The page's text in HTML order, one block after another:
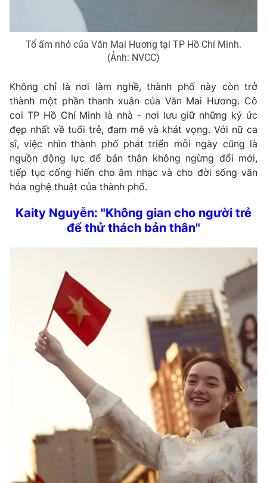
Tổ ấm nhỏ của Văn Mai Hương tại TP Hồ Chí Minh.
(Ảnh: NVCC)
Không chỉ là nơi làm nghề, thành phố này còn trở
thành một phần thanh xuân của Văn Mai Hương. Cô
coi TP Hồ Chí Minh là nhà - nơi lưu giữ những ký ức
đẹp nhất về tuổi trẻ, đam mê và khát vọng. Với nữ ca
sĩ, việc nhìn thành phố phát triển mỗi ngày cũng là
nguồn động lực để bản thân không ngừng đổi mới,
tiếp tục cống hiến cho âm nhạc và cho đời sống văn
hóa nghệ thuật của thành phố.
Kaity Nguyễn: "Không gian cho người trẻ
để thử thách bản thân"